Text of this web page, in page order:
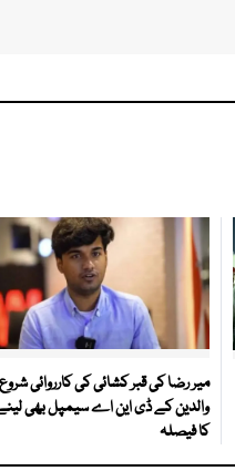
میر رضا کی قبر کشائی کی کارروائی
والدین کے ڈی این اے سیمپل بھی
کا فیصلہ